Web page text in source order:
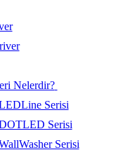
Nelerdir?
Serisi
Serisi
Serisi